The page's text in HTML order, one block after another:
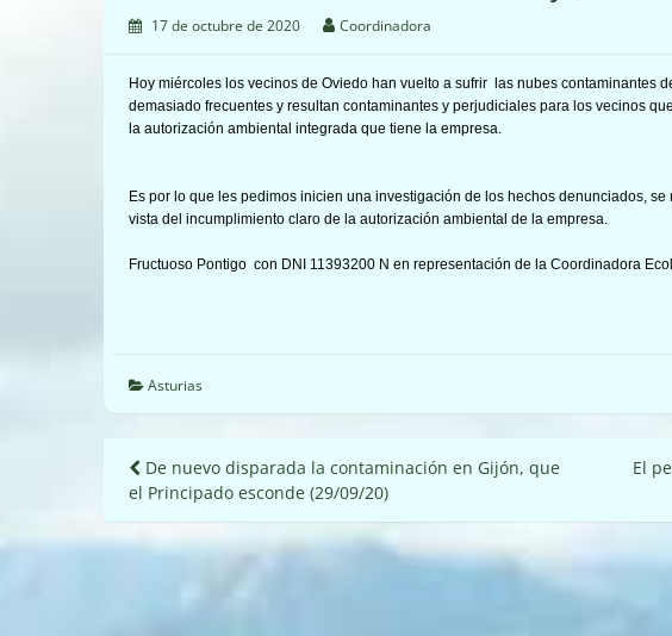
17 de octubre de 2020 Coordinadora
Hoy miércoles los vecinos de Oviedo han vuelto a sufrir las nubes contaminantes
demasiado frecuentes y resultan contaminantes y perjudiciales para los vecinos
la autorización ambiental integrada que tiene la empresa.
Es por lo que les pedimos inicien una investigación de los hechos denunciados,
vista del incumplimiento claro de la autorización ambiental de la empresa.
Fructuoso Pontigo con DNI 11393200 N en representación de la Coordinadora
Asturias
Navegación
de
entradas
De nuevo disparada la contaminación en Gijón, que
el Principado esconde (29/09/20)
El